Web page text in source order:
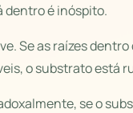
dentro é inóspito.
Se as raízes
o substrato está
se o